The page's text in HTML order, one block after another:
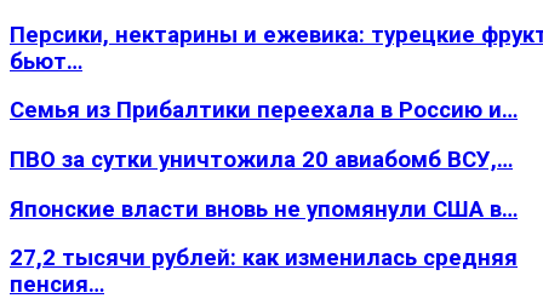
Персики, нектарины и ежевика: турецкие
бьют…
Семья из Прибалтики переехала в Россию и…
ПВО за сутки уничтожила 20 авиабомб ВСУ,…
Японские власти вновь не упомянули США в…
27,2 тысячи рублей: как изменилась средняя
пенсия…